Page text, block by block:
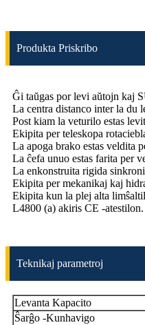
Produkta Priskribo
Ĝi taŭgas por levi aŭtojn kaj
La centra distanco inter la du
Post kiam la veturilo estas
Ekipita per teleskopa
La apoga brako estas veldita
La ĉefa unuo estas farita per
La enkonstruita rigida
Ekipita per mekanikaj kaj
Ekipita kun la plej alta
L4800 (a) akiris CE -atestilon.
Teknikaj parametroj
Levanta Kapacito
Ŝarĝo -Kunhavigo